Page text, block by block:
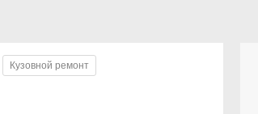
Кузовной ремонт